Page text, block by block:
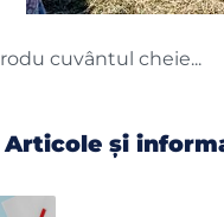
Articole și